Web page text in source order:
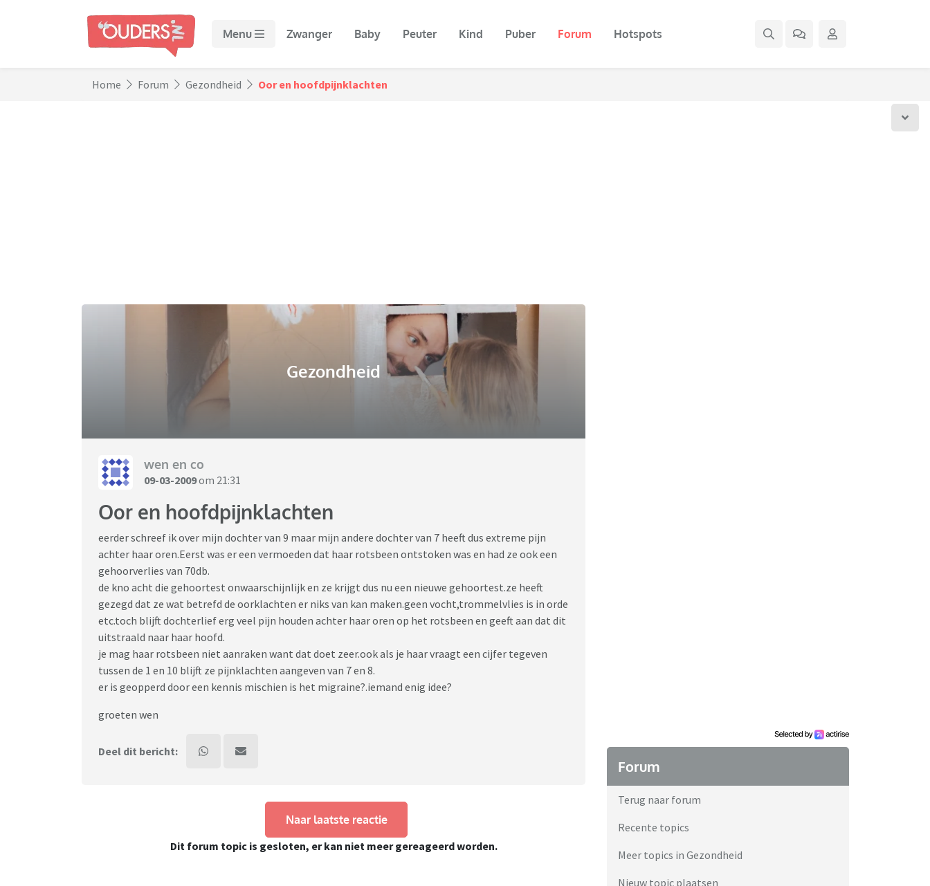
Menu Zwanger Baby Peuter Kind Puber Forum Hotspots
Home Forum Gezondheid Oor en hoofdpijnklachten
Gezondheid
wen en co
09-03-2009om 21:31
Oor en hoofdpijnklachten
eerder schreef ik over mijn dochter van 9 maar mijn andere dochter van 7 heeft dus extreme pijn
achter haar oren.Eerst was er een vermoeden dat haar rotsbeen ontstoken was en had ze ook een
gehoorverlies van 70db.
de kno acht die gehoortest onwaarschijnlijk en ze krijgt dus nu een nieuwe gehoortest.ze heeft
gezegd dat ze wat betrefd de oorklachten er niks van kan maken.geen vocht,trommelvlies is in orde
etc.toch blijft dochterlief erg veel pijn houden achter haar oren op het rotsbeen en geeft aan dat dit
uitstraald naar haar hoofd.
je mag haar rotsbeen niet aanraken want dat doet zeer.ook als je haar vraagt een cijfer tegeven
tussen de 1 en 10 blijft ze pijnklachten aangeven van 7 en 8.
er is geopperd door een kennis mischien is het migraine?.iemand enig idee?
groeten wen
Deel dit bericht:
Naar laatste reactie
Dit forum topic is gesloten, er kan niet meer gereageerd worden.
Forum
Terug naar forum
Recente topics
Meer topics in Gezondheid
Nieuw topic plaatsen